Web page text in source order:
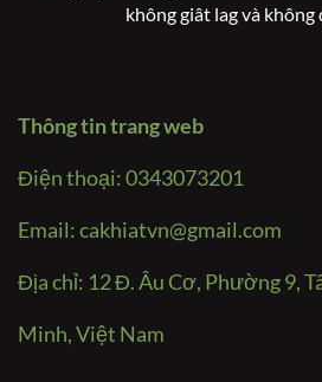
không giât lag và không
Thông tin trang web
Điện thoại: 0343073201
Email:cakhiatvn@gmail.com
Địa chỉ: 12 Đ. Âu Cơ, Phường 9,
Minh, Việt Nam